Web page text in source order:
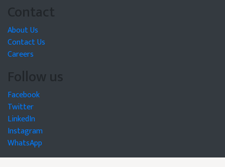
Contact
About Us
Contact Us
Careers
Follow us
Facebook
Twitter
LinkedIn
Instagram
WhatsApp